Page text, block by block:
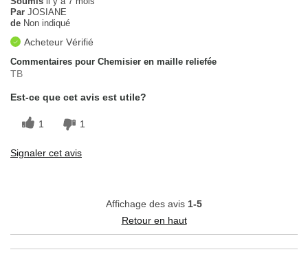
Par JOSIANE
de Non indiqué
Acheteur Vérifié
Commentaires pour Chemisier en maille reliefée
TB
Est-ce que cet avis est utile?
1 1
Signaler cet avis
Affichage des avis 1-5
Retour en haut